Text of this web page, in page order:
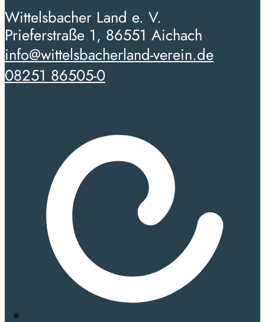
Wittelsbacher Land e. V.
Prieferstraße 1, 86551 Aichach
info@wittelsbacherland-verein.de
08251 86505-0